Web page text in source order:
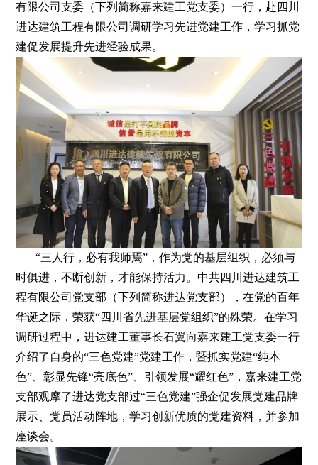
有限公司支委（下列简称嘉来建工党支委）一行，赴四川
进达建筑工程有限公司调研学习先进党建工作，学习抓党
建促发展提升先进经验成果。
“三人行，必有我师焉”，作为党的基层组织，必须与
时俱进，不断创新，才能保持活力。中共四川进达建筑工
程有限公司党支部（下列简称进达党支部），在党的百年
华诞之际，荣获“四川省先进基层党组织”的殊荣。在学习
调研过程中，进达建工董事长石翼向嘉来建工党支委一行
介绍了自身的“三色党建”党建工作，暨抓实党建“纯本
色”、彰显先锋“亮底色”、引领发展“耀红色”，嘉来建工党
支部观摩了进达党支部过“三色党建”强企促发展党建品牌
展示、党员活动阵地，学习创新优质的党建资料，并参加
座谈会。